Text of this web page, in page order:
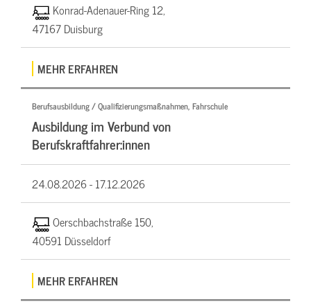
Konrad-Adenauer-Ring 12,
47167 Duisburg
MEHR ERFAHREN
Berufsausbildung / Qualifizierungsmaßnahmen, Fahrschule
Ausbildung im Verbund von
Berufskraftfahrer:innen
24.08.2026 -17.12.2026
Oerschbachstraße 150,
40591 Düsseldorf
MEHR ERFAHREN